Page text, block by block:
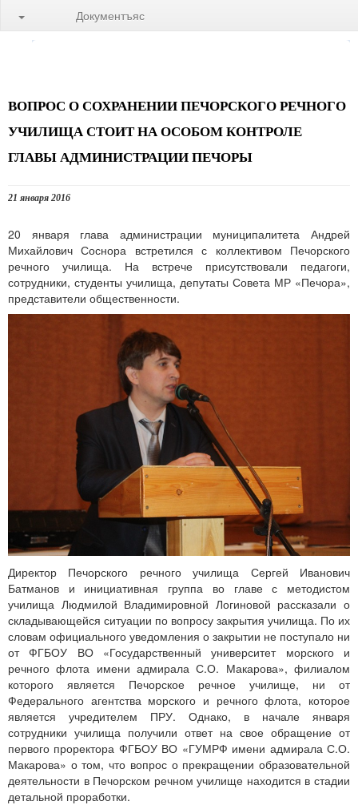
Документъяс
ВОПРОС О СОХРАНЕНИИ ПЕЧОРСКОГО РЕЧНОГО
УЧИЛИЩА СТОИТ НА ОСОБОМ КОНТРОЛЕ
ГЛАВЫ АДМИНИСТРАЦИИ ПЕЧОРЫ
21 января 2016
20 января глава администрации муниципалитета Андрей
Михайлович Соснора встретился с коллективом Печорского
речного училища. На встрече присутствовали педагоги,
сотрудники, студенты училища, депутаты Совета МР «Печора»,
представители общественности.
Директор Печорского речного училища Сергей Иванович
Батманов и инициативная группа во главе с методистом
училища Людмилой Владимировной Логиновой рассказали о
складывающейся ситуации по вопросу закрытия училища. По их
словам официального уведомления о закрытии не поступало ни
от ФГБОУ ВО «Государственный университет морского и
речного флота имени адмирала С.О. Макарова», филиалом
которого является Печорское речное училище, ни от
Федерального агентства морского и речного флота, которое
является учредителем ПРУ. Однако, в начале января
сотрудники училища получили ответ на свое обращение от
первого проректора ФГБОУ ВО «ГУМРФ имени адмирала С.О.
Макарова» о том, что вопрос о прекращении образовательной
деятельности в Печорском речном училище находится в стадии
детальной проработки.